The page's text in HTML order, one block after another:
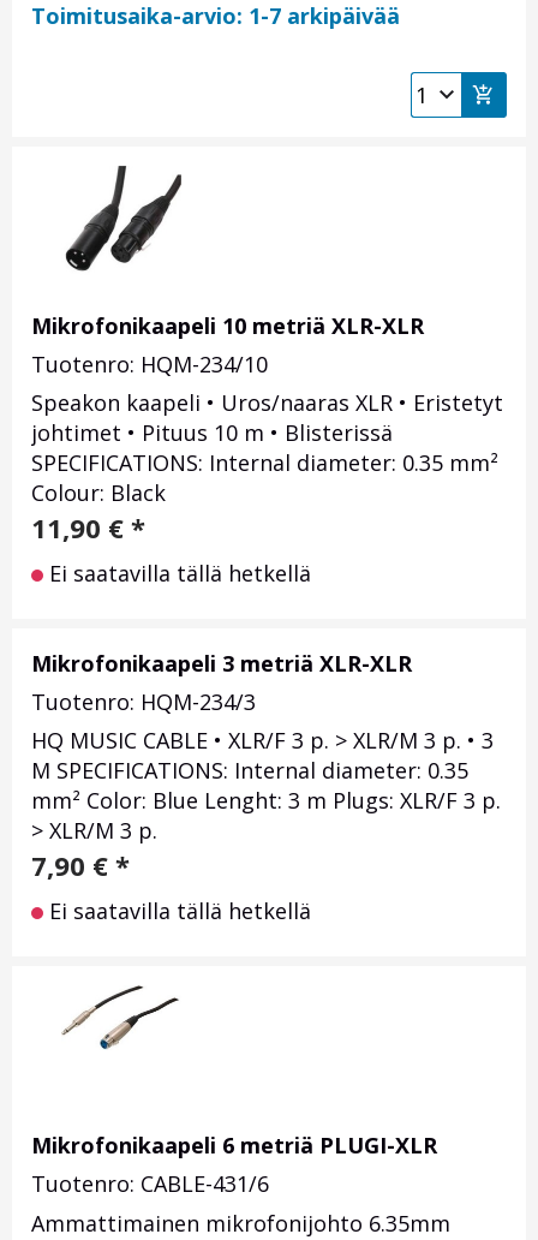
Toimitusaika-arvio: 1-7 arkipäivää
Mikrofonikaapeli 10 metriä XLR-XLR
Tuotenro: HQM-234/10
Speakon kaapeli • Uros/naaras XLR • Eristetyt
johtimet • Pituus 10 m • Blisterissä
SPECIFICATIONS: Internal diameter: 0.35 mm²
Colour: Black
11,90 € *
Ei saatavilla tällä hetkellä
Mikrofonikaapeli 3 metriä XLR-XLR
Tuotenro: HQM-234/3
HQ MUSIC CABLE • XLR/F 3 p. > XLR/M 3 p. • 3
M SPECIFICATIONS: Internal diameter: 0.35
mm² Color: Blue Lenght: 3 m Plugs: XLR/F 3 p.
> XLR/M 3 p.
7,90 € *
Ei saatavilla tällä hetkellä
Mikrofonikaapeli 6 metriä PLUGI-XLR
Tuotenro: CABLE-431/6
Ammattimainen mikrofonijohto 6.35mm